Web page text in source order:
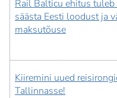
Rail Balticu ehitus tuleb
säästa Eesti loodust ja
maksutõuse
Kiiremini uued
Tallinnasse!